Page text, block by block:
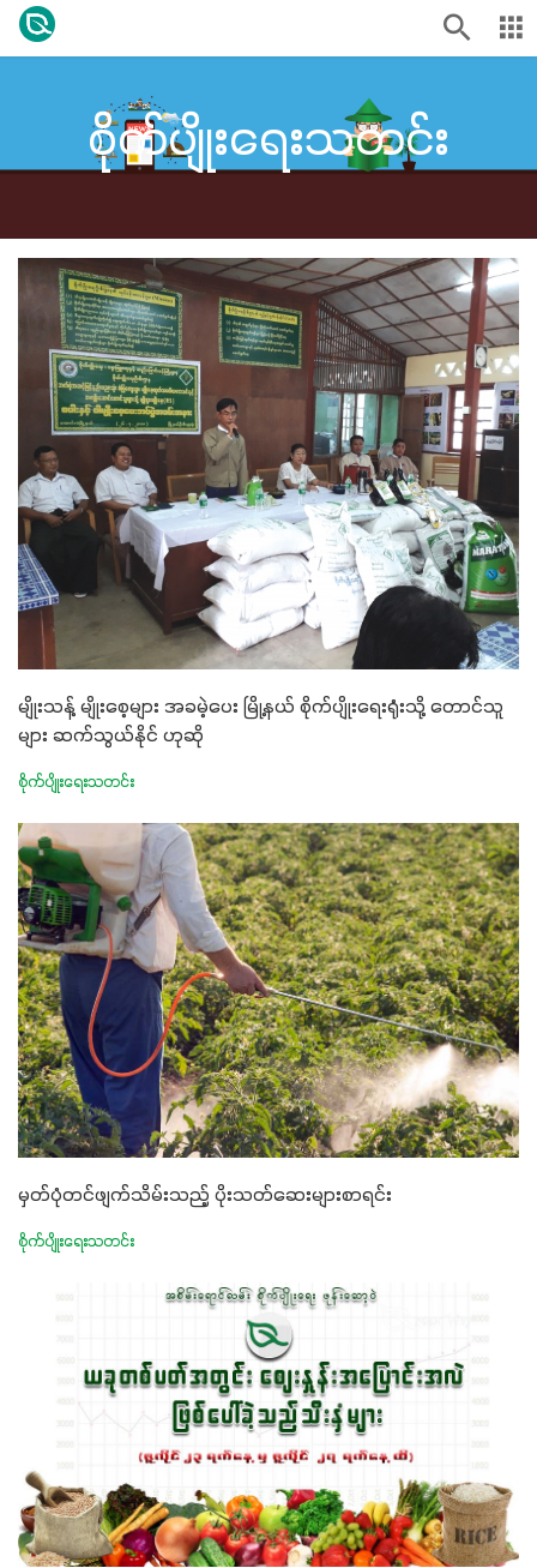
စိုက်ပျိုးရေးသတင်း
မျိုးသန့် မျိုးစေ့များ အခမဲ့ပေး မြို့နယ် စိုက်ပျိုးရေးရုံးသို့ တောင်သူ
များ ဆက်သွယ်နိုင် ဟုဆို
စိုက်ပျိုးရေးသတင်း
မှတ်ပုံတင်ဖျက်သိမ်းသည့် ပိုးသတ်ဆေးများစာရင်း
စိုက်ပျိုးရေးသတင်း